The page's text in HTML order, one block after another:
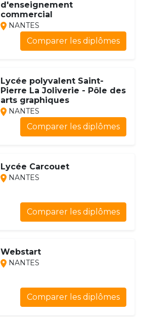
d'enseignement
commercial
NANTES
Comparer les diplômes
Lycée polyvalent Saint-
Pierre La Joliverie - Pôle des
arts graphiques
NANTES
Comparer les diplômes
Lycée Carcouet
NANTES
Comparer les diplômes
Webstart
NANTES
Comparer les diplômes